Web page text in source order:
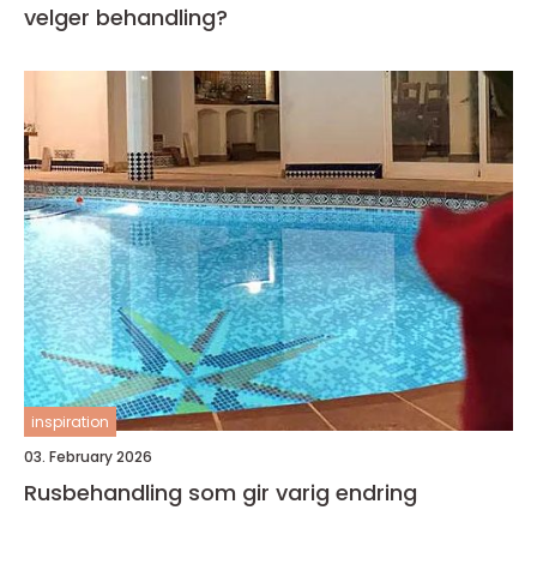
velger behandling?
inspiration
03. February 2026
Rusbehandling som gir varig endring